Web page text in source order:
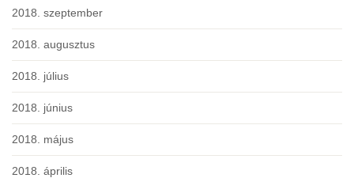
2018. szeptember
2018. augusztus
2018. július
2018. június
2018. május
2018. április